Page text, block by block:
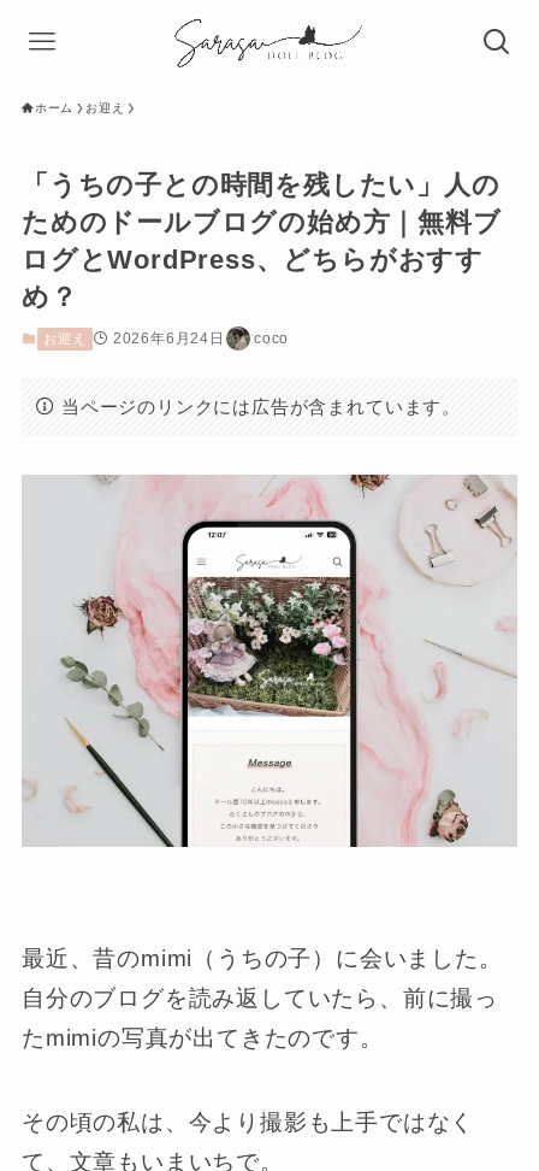
ホーム お迎え
「うちの子との時間を残したい」人の
ためのドールブログの始め方｜無料ブ
ログとWordPress、どちらがおすす
め？
お迎え 2026年6月24日 coco
当ページのリンクには広告が含まれています。
最近、昔のmimi（うちの子）に会いました。
自分のブログを読み返していたら、前に撮っ
たmimiの写真が出てきたのです。
その頃の私は、今より撮影も上手ではなく
て、文章もいまいちで。